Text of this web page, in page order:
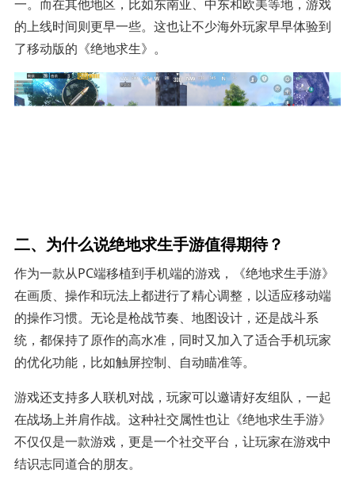
一。而在其他地区，比如东南亚、中东和欧美等地，游戏
的上线时间则更早一些。这也让不少海外玩家早早体验到
了移动版的《绝地求生》。
二、为什么说绝地求生手游值得期待？
作为一款从PC端移植到手机端的游戏，《绝地求生手游》
在画质、操作和玩法上都进行了精心调整，以适应移动端
的操作习惯。无论是枪战节奏、地图设计，还是战斗系
统，都保持了原作的高水准，同时又加入了适合手机玩家
的优化功能，比如触屏控制、自动瞄准等。
游戏还支持多人联机对战，玩家可以邀请好友组队，一起
在战场上并肩作战。这种社交属性也让《绝地求生手游》
不仅仅是一款游戏，更是一个社交平台，让玩家在游戏中
结识志同道合的朋友。